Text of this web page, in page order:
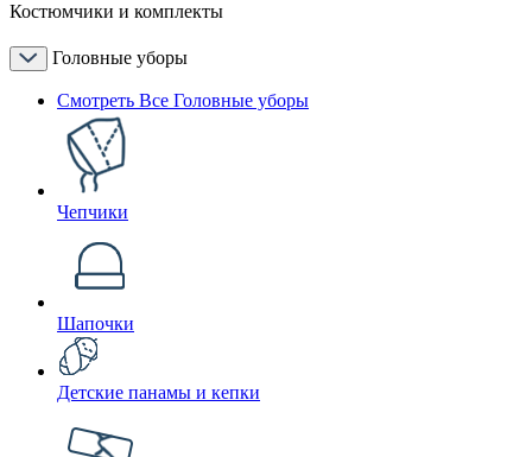
Костюмчики и комплекты
Головные уборы
Смотреть Все Головные уборы
Чепчики
Шапочки
Детские панамы и кепки